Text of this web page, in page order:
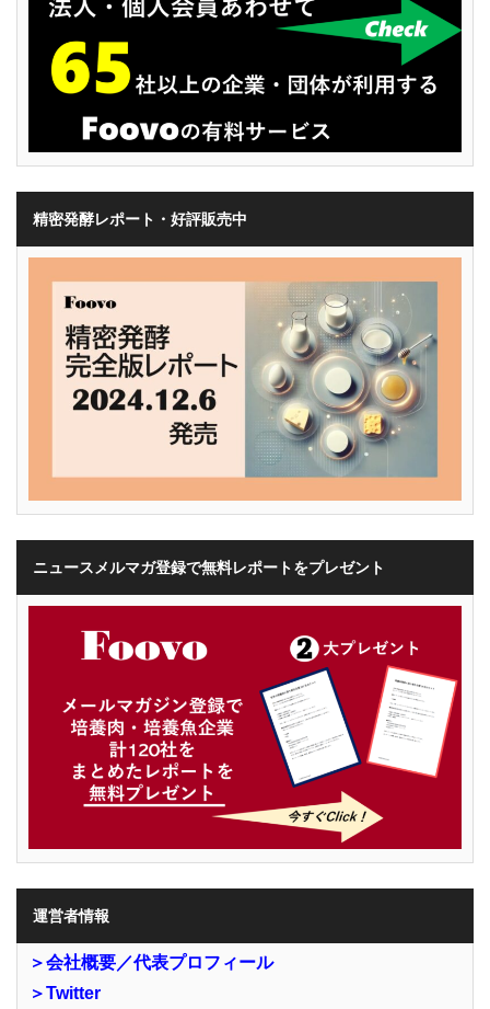
精密発酵レポート・好評販売中
ニュースメルマガ登録で無料レポートをプレゼント
運営者情報
＞会社概要／代表プロフィール
＞Twitter